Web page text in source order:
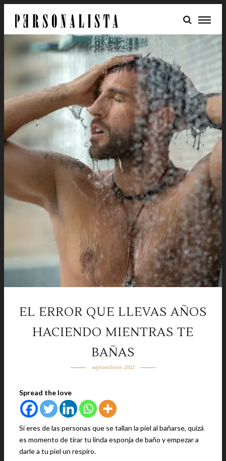
EL ERROR QUE LLEVAS AÑOS
HACIENDO MIENTRAS TE
BAÑAS
septiembre 6, 2022
Spread the love
Si eres de las personas que se tallan la piel al bañarse, quizá
es momento de tirar tu linda esponja de baño y empezar a
darle a tu piel un respiro.